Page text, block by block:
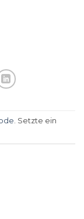
. Setzte ein